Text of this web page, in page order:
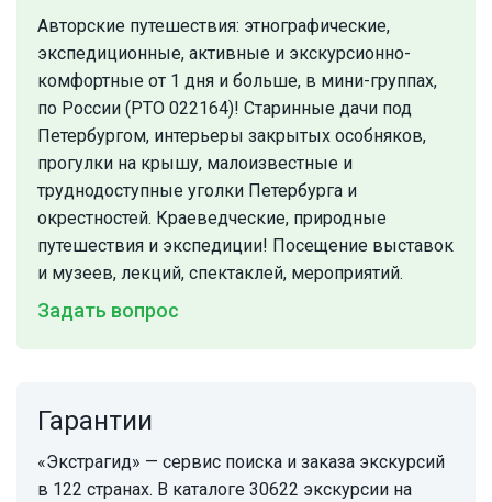
Авторские путешествия: этнографические,
экспедиционные, активные и экскурсионно-
комфортные от 1 дня и больше, в мини-группах,
по России (РТО 022164)! Старинные дачи под
Петербургом, интерьеры закрытых особняков,
прогулки на крышу, малоизвестные и
труднодоступные уголки Петербурга и
окрестностей. Краеведческие, природные
путешествия и экспедиции! Посещение выставок
и музеев, лекций, спектаклей, мероприятий.
Задать вопрос
Гарантии
«Экстрагид» — сервис поиска и заказа экскурсий
в 122 странах. В каталоге 30622 экскурсии на